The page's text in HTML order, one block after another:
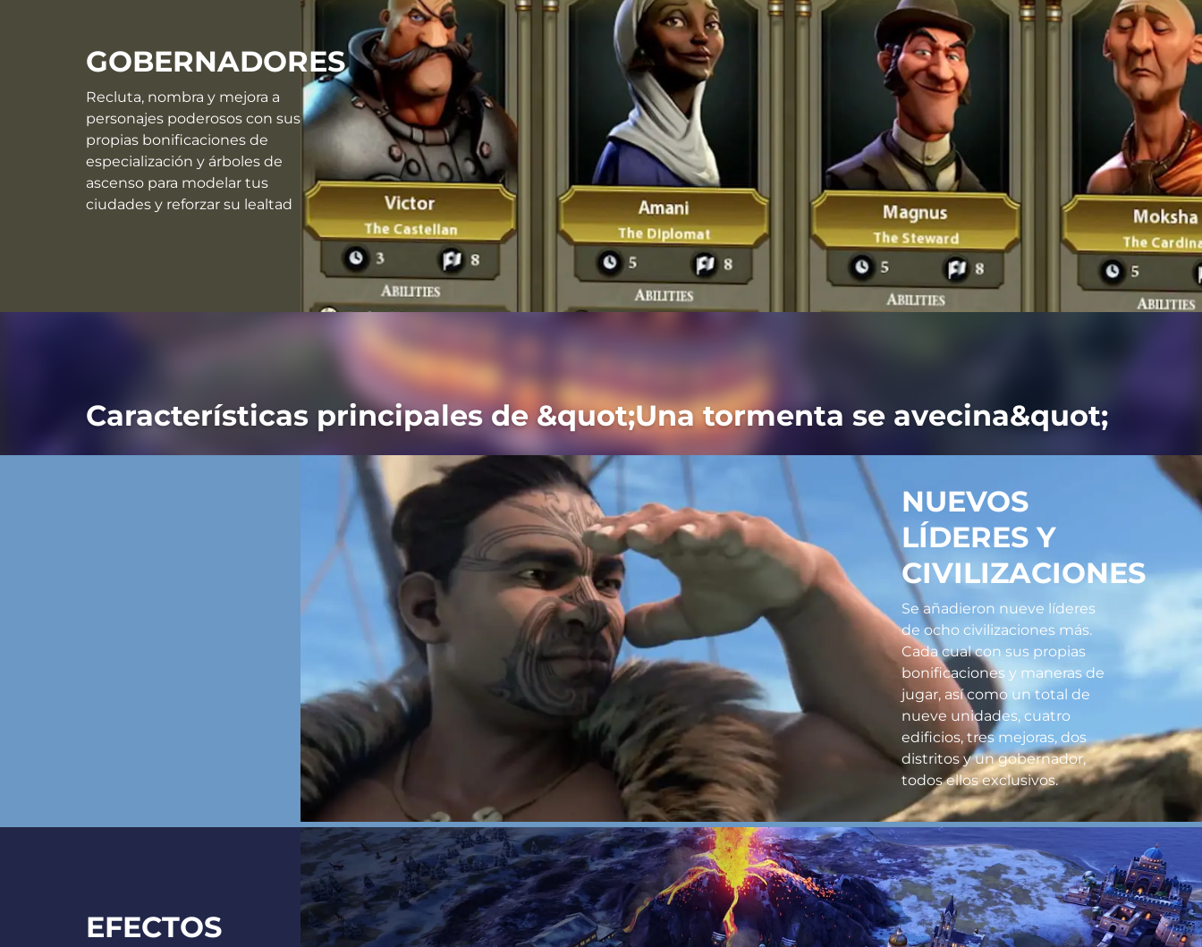
GOBERNADORES
Recluta, nombra y mejora a
personajes poderosos con sus
propias bonificaciones de
especialización y árboles de
ascenso para modelar tus
ciudades y reforzar su lealtad
Características principales de &quot;Una tormenta se avecina&quot;
NUEVOS
LÍDERES Y
CIVILIZACIONES
Se añadieron nueve líderes
de ocho civilizaciones más.
Cada cual con sus propias
bonificaciones y maneras de
jugar, así como un total de
nueve unidades, cuatro
edificios, tres mejoras, dos
distritos y un gobernador,
todos ellos exclusivos.
EFECTOS